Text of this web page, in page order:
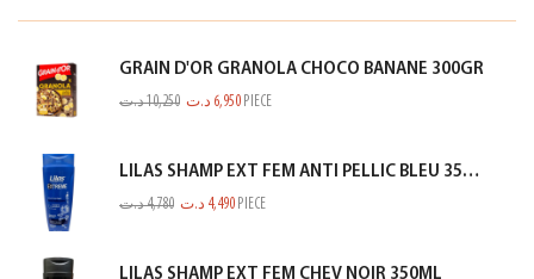
GRAIN D'OR GRANOLA CHOCO BANANE 300GR
10,250د.ت 6,950 د.ت PIECE
LILAS SHAMP EXT FEM ANTI PELLIC BLEU 350ML
4,780د.ت 4,490 د.ت PIECE
LILAS SHAMP EXT FEM CHEV NOIR 350ML